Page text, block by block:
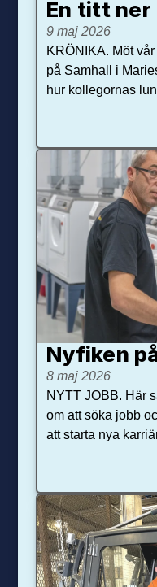
En titt ner
9 maj 2026
KRÖNIKA. Möt
på Samhall i
hur kollegornas
Nyfiken
8 maj 2026
NYTT JOBB. Här
om att söka jobb
att starta nya